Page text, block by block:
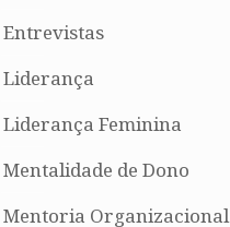
Entrevistas
Liderança
Liderança Feminina
Mentalidade de Dono
Mentoria Organizacional